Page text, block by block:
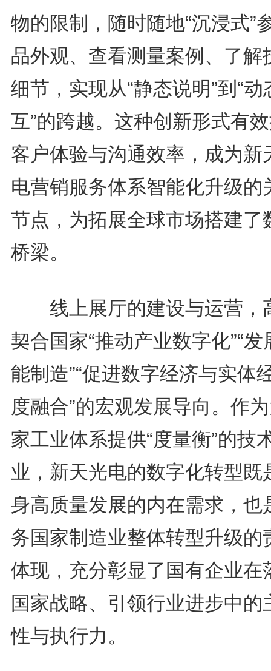
物的限制，随时随地“沉浸式”
品外观、查看测量案例、了解
细节，实现从“静态说明”到“动
互”的跨越。这种创新形式有
客户体验与沟通效率，成为新
电营销服务体系智能化升级的
节点，为拓展全球市场搭建了
桥梁。
线上展厅的建设与运营，
契合国家“推动产业数字化”“发
能制造”“促进数字经济与实体
度融合”的宏观发展导向。作
家工业体系提供“度量衡”的技
业，新天光电的数字化转型既
身高质量发展的内在需求，也
务国家制造业整体转型升级的
体现，充分彰显了国有企业在
国家战略、引领行业进步中的
性与执行力。